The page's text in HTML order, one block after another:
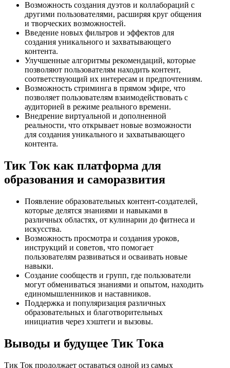
Возможность создания дуэтов и коллабораций с
другими пользователями, расширяя круг общения
и творческих возможностей.
Введение новых фильтров и эффектов для
создания уникального и захватывающего
контента.
Улучшенные алгоритмы рекомендаций, которые
позволяют пользователям находить контент,
соответствующий их интересам и предпочтениям.
Возможность стриминга в прямом эфире, что
позволяет пользователям взаимодействовать с
аудиторией в режиме реального времени.
Внедрение виртуальной и дополненной
реальности, что открывает новые возможности
для создания уникального и захватывающего
контента.
Тик Ток как платформа для
образования и саморазвития
Появление образовательных контент-создателей,
которые делятся знаниями и навыками в
различных областях, от кулинарии до фитнеса и
искусства.
Возможность просмотра и создания уроков,
инструкций и советов, что помогает
пользователям развиваться и осваивать новые
навыки.
Создание сообществ и групп, где пользователи
могут обмениваться знаниями и опытом, находить
единомышленников и наставников.
Поддержка и популяризация различных
образовательных и благотворительных
инициатив через хэштеги и вызовы.
Выводы и будущее Тик Тока
Тик Ток продолжает оставаться одной из самых